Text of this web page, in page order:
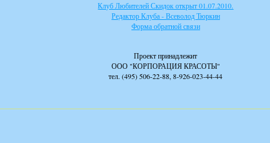
Клуб Любителей Скидок открыт 01.07.2010.
Редактор Клуба - Всеволод Тюркин
Форма обратной связи
Проект принадлежит
ООО "КОРПОРАЦИЯ КРАСОТЫ"
тел. (495) 506-22-88, 8-926-023-44-44